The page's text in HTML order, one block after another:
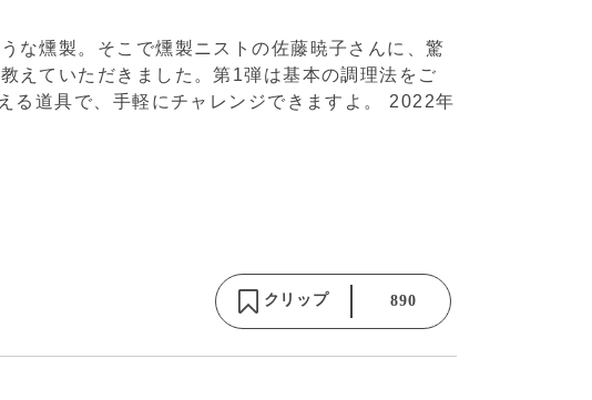
な燻製。そこで燻製ニストの佐藤暁子さんに、驚
えていただきました。第1弾は基本の調理法をご
る道具で、手軽にチャレンジできますよ。 2022年
クリップ 890